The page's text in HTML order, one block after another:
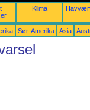
Klima
Sør-Amerika Asia